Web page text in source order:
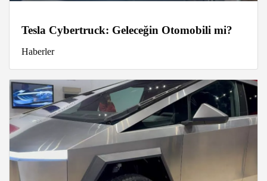
Tesla Cybertruck: Geleceğin Otomobili mi?
Haberler